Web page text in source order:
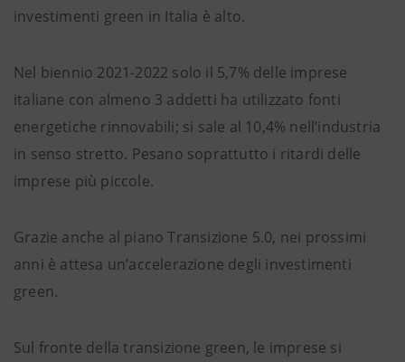
investimenti green in Italia è alto.
Nel biennio 2021-2022 solo il 5,7% delle imprese
italiane con almeno 3 addetti ha utilizzato fonti
energetiche rinnovabili; si sale al 10,4% nell’industria
in senso stretto. Pesano soprattutto i ritardi delle
imprese più piccole.
Grazie anche al piano Transizione 5.0, nei prossimi
anni è attesa un’accelerazione degli investimenti
green.
Sul fronte della transizione green, le imprese si